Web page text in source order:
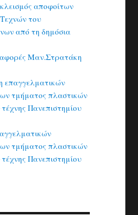
αποφοίτων
του
από τη δημόσια
Μαν.Στρατάκη
επαγγελματικών
τμήματος πλαστικών
Πανεπιστημίου
τμήματος πλαστικών
Πανεπιστημίου